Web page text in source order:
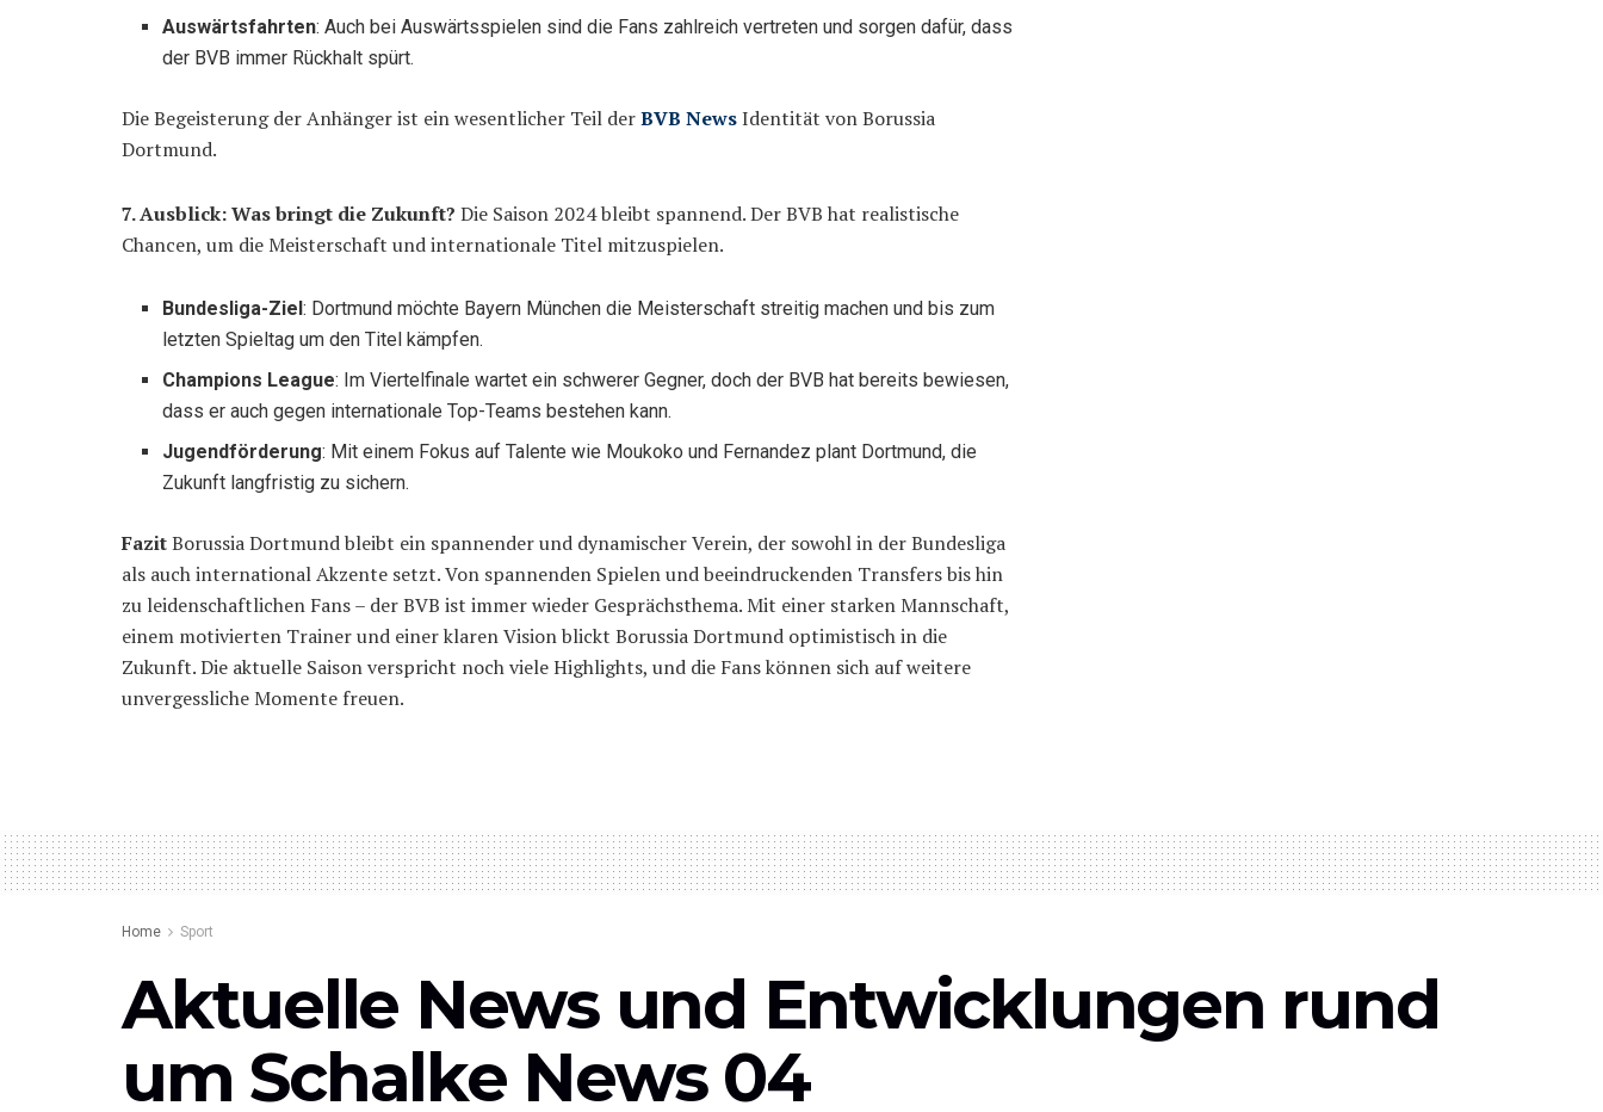
Auswärtsfahrten: Auch bei Auswärtsspielen sind die Fans zahlreich vertreten und sorgen dafür, dass
der BVB immer Rückhalt spürt.
Die Begeisterung der Anhänger ist ein wesentlicher Teil derBVB NewsIdentität von Borussia
Dortmund.
7. Ausblick: Was bringt die Zukunft? Die Saison 2024 bleibt spannend. Der BVB hat realistische
Chancen, um die Meisterschaft und internationale Titel mitzuspielen.
Bundesliga-Ziel: Dortmund möchte Bayern München die Meisterschaft streitig machen und bis zum
letzten Spieltag um den Titel kämpfen.
Champions League: Im Viertelfinale wartet ein schwerer Gegner, doch der BVB hat bereits bewiesen,
dass er auch gegen internationale Top-Teams bestehen kann.
Jugendförderung: Mit einem Fokus auf Talente wie Moukoko und Fernandez plant Dortmund, die
Zukunft langfristig zu sichern.
FazitBorussia Dortmund bleibt ein spannender und dynamischer Verein, der sowohl in der Bundesliga
als auch international Akzente setzt. Von spannenden Spielen und beeindruckenden Transfers bis hin
zu leidenschaftlichen Fans – der BVB ist immer wieder Gesprächsthema. Mit einer starken Mannschaft,
einem motivierten Trainer und einer klaren Vision blickt Borussia Dortmund optimistisch in die
Zukunft. Die aktuelle Saison verspricht noch viele Highlights, und die Fans können sich auf weitere
unvergessliche Momente freuen.
Home Sport
Aktuelle News und Entwicklungen rund
um Schalke News 04